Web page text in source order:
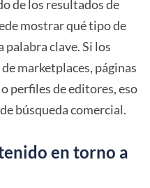
de los resultados de
mostrar qué tipo de
palabra clave. Si los
marketplaces, páginas
perfiles de editores, eso
búsqueda comercial.
en torno a